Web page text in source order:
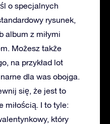
o specjalnych
rysunek,
album z miłymi
Możesz także
na przykład lot
dla was obojga.
się, że jest to
miłością. I to tyle:
który